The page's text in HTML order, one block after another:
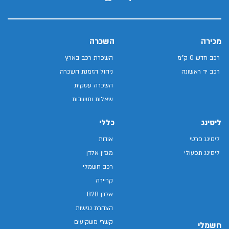
מכירה
רכב חדש 0 ק"מ
רכב יד ראשונה
השכרה
השכרת רכב בארץ
ניהול הזמנת השכרה
השכרה עסקית
שאלות ותשובות
ליסינג
ליסינג פרטי
ליסינג תפעולי
חשמלי
כללי
אודות
מגזין אלדן
רכב חשמלי
קריירה
אלדן B2B
הצהרת נגישות
קשרי משקיעים